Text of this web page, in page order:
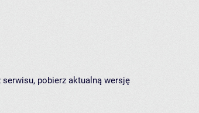
pobierz aktualną wersję